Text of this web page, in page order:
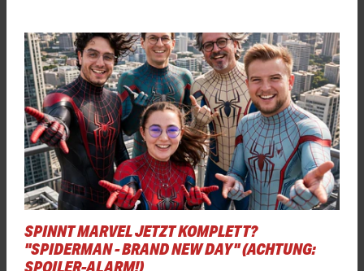
SPINNT MARVEL JETZT KOMPLETT?
"SPIDERMAN - BRAND NEW DAY" (ACHTUNG:
SPOILER-ALARM!)